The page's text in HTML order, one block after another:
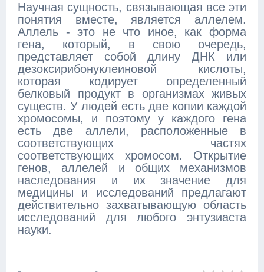
Научная сущность, связывающая все эти
понятия вместе, является аллелем.
Аллель - это не что иное, как форма
гена, который, в свою очередь,
представляет собой длину ДНК или
дезоксирибонуклеиновой кислоты,
которая кодирует определенный
белковый продукт в организмах живых
существ. У людей есть две копии каждой
хромосомы, и поэтому у каждого гена
есть две аллели, расположенные в
соответствующих частях
соответствующих хромосом. Открытие
генов, аллелей и общих механизмов
наследования и их значение для
медицины и исследований предлагают
действительно захватывающую область
исследований для любого энтузиаста
науки.